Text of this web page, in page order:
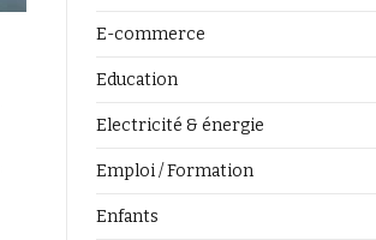
E-commerce
Education
Electricité & énergie
Emploi / Formation
Enfants